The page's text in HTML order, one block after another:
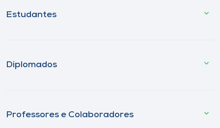
Estudantes
Diplomados
Professores e Colaboradores